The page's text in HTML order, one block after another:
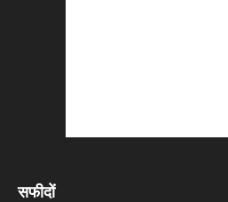
सफीदों